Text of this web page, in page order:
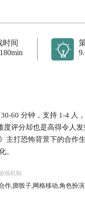
时间
60 分钟，支持 1-4 人
评分却也是高得令人
主打恐怖背景下的合作
。
戏机制
作,掷骰子,网格移动,角色扮